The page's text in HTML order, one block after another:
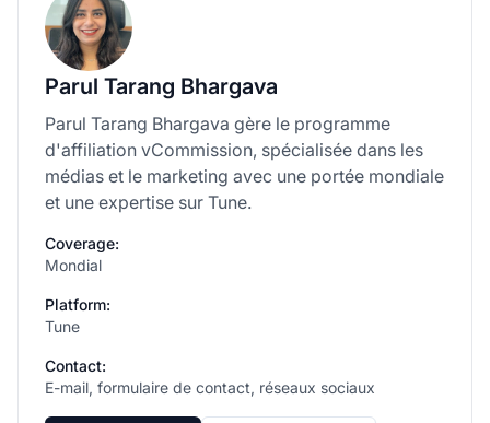
Parul Tarang Bhargava
Parul Tarang Bhargava gère le programme
d'affiliation vCommission, spécialisée dans les
médias et le marketing avec une portée mondiale
et une expertise sur Tune.
Coverage:
Mondial
Platform:
Tune
Contact:
E-mail, formulaire de contact, réseaux sociaux